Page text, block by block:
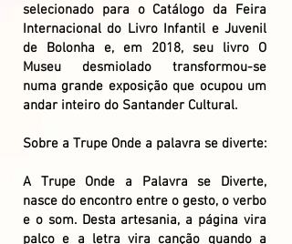
selecionado para o Catálogo da Feira
Internacional do Livro Infantil e Juvenil
de Bolonha e, em 2018, seu livro O
Museu desmiolado transformou-se
numa grande exposição que ocupou um
andar inteiro do Santander Cultural.
Sobre a Trupe Onde a palavra se diverte:
A Trupe Onde a Palavra se Diverte,
nasce do encontro entre o gesto, o verbo
e o som. Desta artesania, a página vira
palco e a letra vira canção quando a